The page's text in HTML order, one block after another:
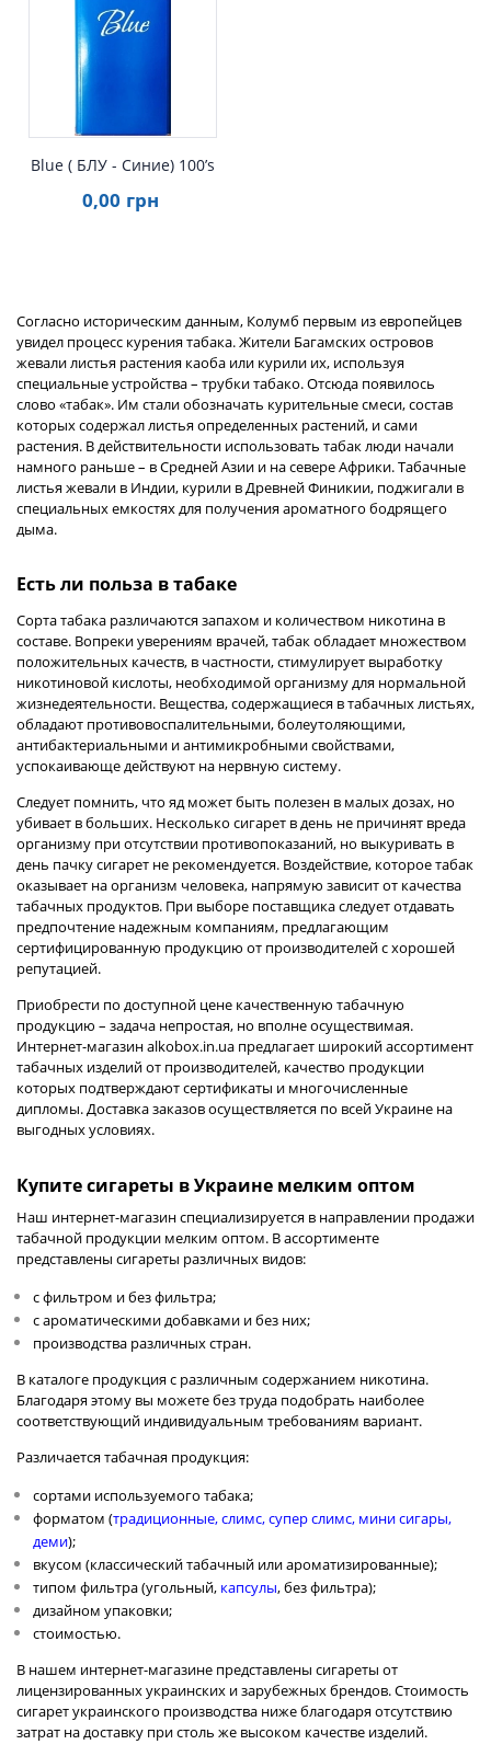
Быстрый просмотр
Blue ( БЛУ - Синие) 100’s
0,00 грн
Согласно историческим данным, Колумб первым из европейцев
увидел процесс курения табака. Жители Багамских островов
жевали листья растения каоба или курили их, используя
специальные устройства – трубки табако. Отсюда появилось
слово «табак». Им стали обозначать курительные смеси, состав
которых содержал листья определенных растений, и сами
растения. В действительности использовать табак люди начали
намного раньше – в Средней Азии и на севере Африки. Табачные
листья жевали в Индии, курили в Древней Финикии, поджигали в
специальных емкостях для получения ароматного бодрящего
дыма.
Есть ли польза в табаке
Сорта табака различаются запахом и количеством никотина в
составе. Вопреки уверениям врачей, табак обладает множеством
положительных качеств, в частности, стимулирует выработку
никотиновой кислоты, необходимой организму для нормальной
жизнедеятельности. Вещества, содержащиеся в табачных листьях,
обладают противовоспалительными, болеутоляющими,
антибактериальными и антимикробными свойствами,
успокаивающе действуют на нервную систему.
Следует помнить, что яд может быть полезен в малых дозах, но
убивает в больших. Несколько сигарет в день не причинят вреда
организму при отсутствии противопоказаний, но выкуривать в
день пачку сигарет не рекомендуется. Воздействие, которое табак
оказывает на организм человека, напрямую зависит от качества
табачных продуктов. При выборе поставщика следует отдавать
предпочтение надежным компаниям, предлагающим
сертифицированную продукцию от производителей с хорошей
репутацией.
Приобрести по доступной цене качественную табачную
продукцию – задача непростая, но вполне осуществимая.
Интернет-магазинalkobox.in.ua предлагает широкий ассортимент
табачных изделий от производителей, качество продукции
которых подтверждают сертификаты и многочисленные
дипломы. Доставка заказов осуществляется по всей Украине на
выгодных условиях.
Купите сигареты в Украине мелким оптом
Наш интернет-магазин специализируется в направлении продажи
табачной продукции мелким оптом. В ассортименте
представлены сигареты различных видов:
с фильтром и без фильтра;
с ароматическими добавками и без них;
производства различных стран.
В каталоге продукция с различным содержанием никотина.
Благодаря этому вы можете без труда подобрать наиболее
соответствующий индивидуальным требованиям вариант.
Различается табачная продукция:
сортами используемого табака;
форматом (традиционные,слимс,супер слимс, мини сигары,
деми);
вкусом (классический табачный или ароматизированные);
типом фильтра (угольный, капсулы, без фильтра);
дизайном упаковки;
стоимостью.
В нашем интернет-магазине представлены сигареты от
лицензированных украинских и зарубежных брендов. Стоимость
сигаретукраинского производства ниже благодаря отсутствию
затрат на доставку при столь же высоком качестве изделий.